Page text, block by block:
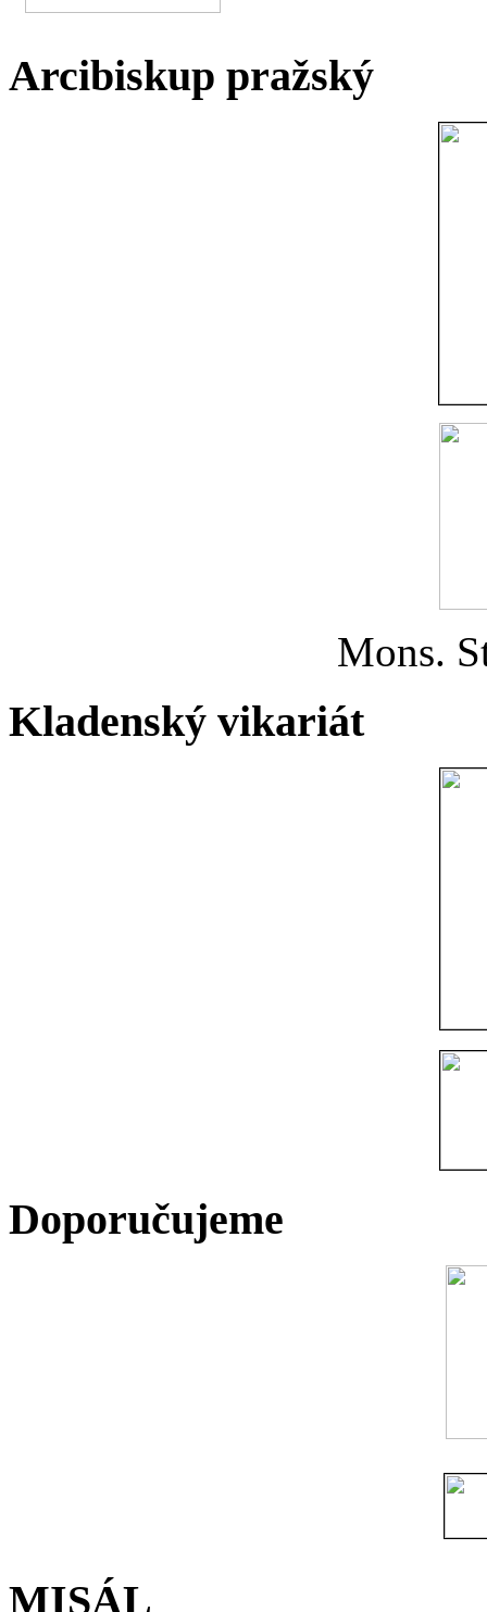
Arcibiskup pražský
Mons.
Kladenský vikariát
Doporučujeme
MISÁL